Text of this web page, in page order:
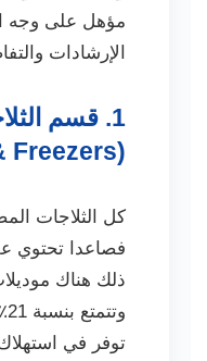
مؤهل على وجه
الإرشادات
1. قسم
(Refrigerators & Freezers)
فصاعدا تحتوي
ذلك هناك
توفر في